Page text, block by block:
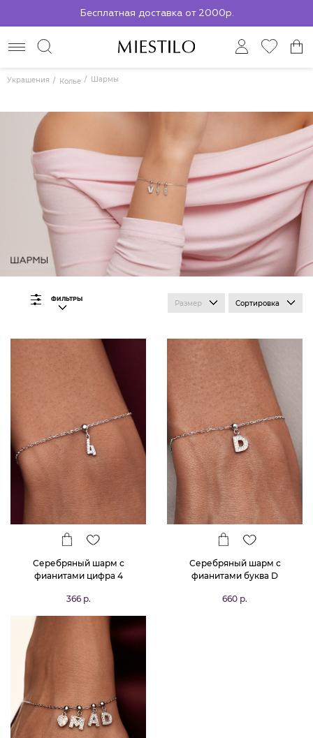
Бесплатная доставка от 2000р.
По всей России до ПВЗ СДЭК
Украшения Колье Шармы
ФИЛЬТРЫ Размер Сортировка
Серебряный шарм с
фианитами цифра 4
366 р.
Серебряный шарм с
фианитами буква D
660 р.